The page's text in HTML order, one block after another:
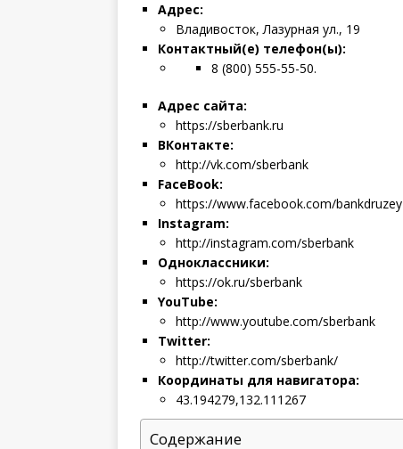
Адрес:
Владивосток, Лазурная ул., 19
Контактный(е) телефон(ы):
8 (800) 555-55-50.
Адрес сайта:
https://sberbank.ru
ВКонтакте:
http://vk.com/sberbank
FaceBook:
https://www.facebook.com/bankdruzey
Instagram:
http://instagram.com/sberbank
Одноклассники:
https://ok.ru/sberbank
YouTube:
http://www.youtube.com/sberbank
Twitter:
http://twitter.com/sberbank/
Координаты для навигатора:
43.194279,132.111267
Содержание